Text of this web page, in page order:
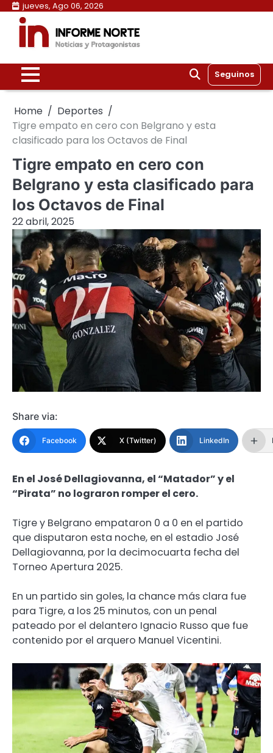
Skip
content
jueves, Ago 06, 2026
Seguinos
Home
Deportes
Tigre empato en cero con Belgrano y esta
clasificado para los Octavos de Final
Tigre empato en cero con
Belgrano y esta clasificado para
los Octavos de Final
22 abril, 2025
Share via:
Facebook X (Twitter) LinkedIn
En el José Dellagiovanna, el “Matador” y el
“Pirata” no lograron romper el cero.
Tigre y Belgrano empataron 0 a 0 en el partido
que disputaron esta noche, en el estadio José
Dellagiovanna, por la decimocuarta fecha del
Torneo Apertura 2025.
En un partido sin goles, la chance más clara fue
para Tigre, a los 25 minutos, con un penal
pateado por el delantero Ignacio Russo que fue
contenido por el arquero Manuel Vicentini.